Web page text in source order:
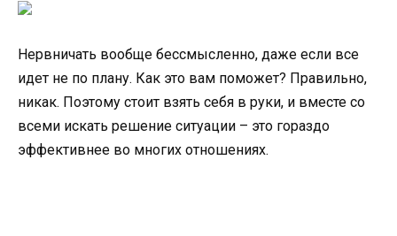
Нервничать вообще бессмысленно, даже если все
идет не по плану. Как это вам поможет? Правильно,
никак. Поэтому стоит взять себя в руки, и вместе со
всеми искать решение ситуации – это гораздо
эффективнее во многих отношениях.